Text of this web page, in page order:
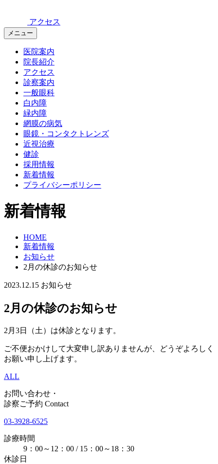
アクセス
メニュー
医院案内
院長紹介
アクセス
診察案内
一般眼科
白内障
緑内障
網膜の病気
眼鏡・コンタクトレンズ
近視治療
健診
採用情報
新着情報
プライバシーポリシー
新着情報
HOME
新着情報
お知らせ
2月の休診のお知らせ
2023.12.15 お知らせ
2月の休診のお知らせ
2月3日（土）は休診となります。
ご不便おかけして大変申し訳ありませんが、どうぞよろしく
お願い申し上げます。
ALL
お問い合わせ・
診察ご予約 Contact
03-3928-6525
診療時間
9：00～12：00 / 15：00～18：30
休診日